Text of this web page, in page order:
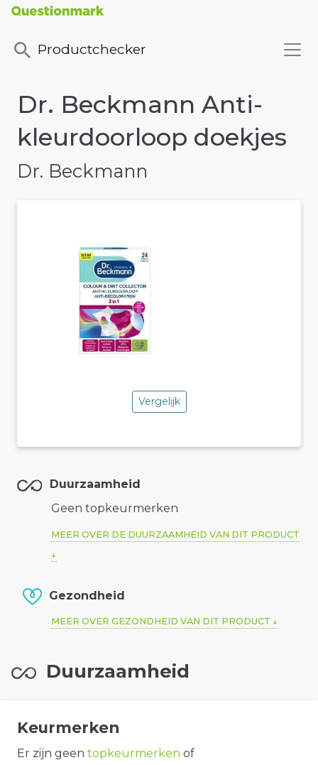
Productchecker
Dr. Beckmann Anti-
kleurdoorloop doekjes
Dr. Beckmann
Vergelijk
Duurzaamheid
Geen topkeurmerken
MEER OVER DE DUURZAAMHEID VAN DIT PRODUCT
Gezondheid
MEER OVER GEZONDHEID VAN DIT PRODUCT
Duurzaamheid
Keurmerken
Er zijn geen topkeurmerken of